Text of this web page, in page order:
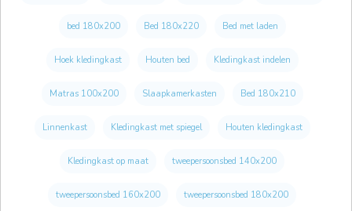
bed 180x200 Bed 180x220 Bed met laden
Hoek kledingkast Houten bed Kledingkast indelen
Matras 100x200 Slaapkamerkasten Bed 180x210
Linnenkast Kledingkast met spiegel Houten kledingkast
Kledingkast op maat tweepersoonsbed 140x200
tweepersoonsbed 160x200 tweepersoonsbed 180x200